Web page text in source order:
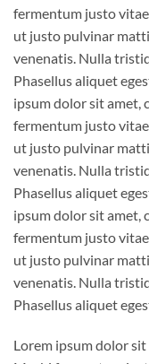
fermentum justo
ut justo pulvinar
venenatis. Nulla
Phasellus aliquet
ipsum dolor sit amet,
fermentum justo
ut justo pulvinar
venenatis. Nulla
Phasellus aliquet
ipsum dolor sit amet,
fermentum justo
ut justo pulvinar
venenatis. Nulla
Phasellus aliquet
Lorem ipsum dolor